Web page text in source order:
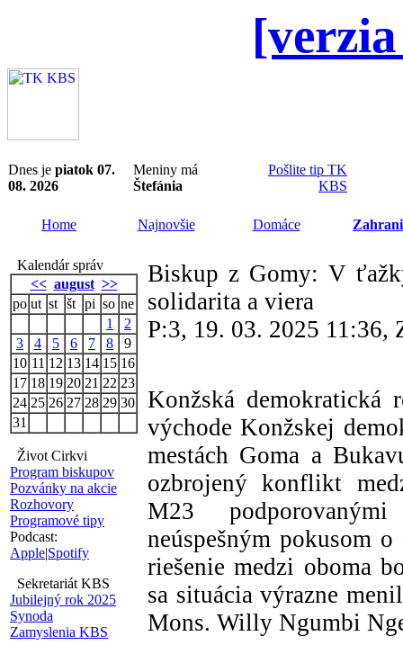
Dnes je piatok 07.
08. 2026
Meniny má
Štefánia
Pošlite tip TK
KBS
Home Najnovšie Domáce
Kalendár správ
<< august >>
po ut st št pi so ne
1
2
3
4 5 6 7 8
9
10 11 12 13 14 15 16
17 18 19 20 21 22 23
24 25 26 27 28 29 30
31
Život Cirkvi
Program biskupov
Pozvánky na akcie
Rozhovory
Programové tipy
Podcast:
Apple|Spotify
Sekretariát KBS
Jubilejný rok 2025
Synoda
Zamyslenia KBS
Biskup z Gomy: V
solidarita a viera
P:3, 19. 03. 2025 11:36,
Konžská
východe Konžskej
mestách Goma a
ozbrojený konflikt
M23
neúspešným pokusom
riešenie medzi oboma
sa situácia výrazne
Mons. Willy Ngumbi